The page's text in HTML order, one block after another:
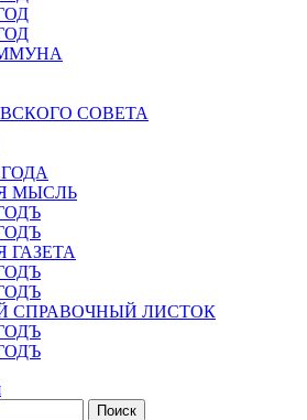
СОВЕТА
МЫСЛЬ
ГАЗЕТА
СПРАВОЧНЫЙ ЛИСТОК